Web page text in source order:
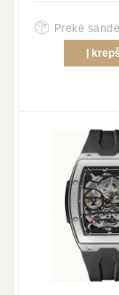
Prekė
Į